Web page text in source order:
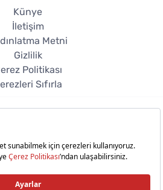
Künye
İletişim
Metni
Gizlilik
Politikası
Sıfırla
Tüm hakları saklıdır.